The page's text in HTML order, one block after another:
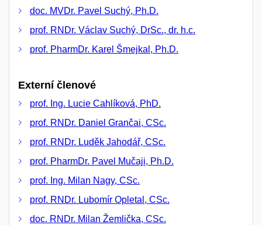
doc. MVDr. Pavel Suchý, Ph.D.
prof. RNDr. Václav Suchý, DrSc., dr. h.c.
prof. PharmDr. Karel Šmejkal, Ph.D.
Externí členové
prof. Ing. Lucie Cahlíková, PhD.
prof. RNDr. Daniel Grančai, CSc.
prof. RNDr. Luděk Jahodář, CSc.
prof. PharmDr. Pavel Mučaji, Ph.D.
prof. Ing. Milan Nagy, CSc.
prof. RNDr. Lubomír Opletal, CSc.
doc. RNDr. Milan Žemlička, CSc.